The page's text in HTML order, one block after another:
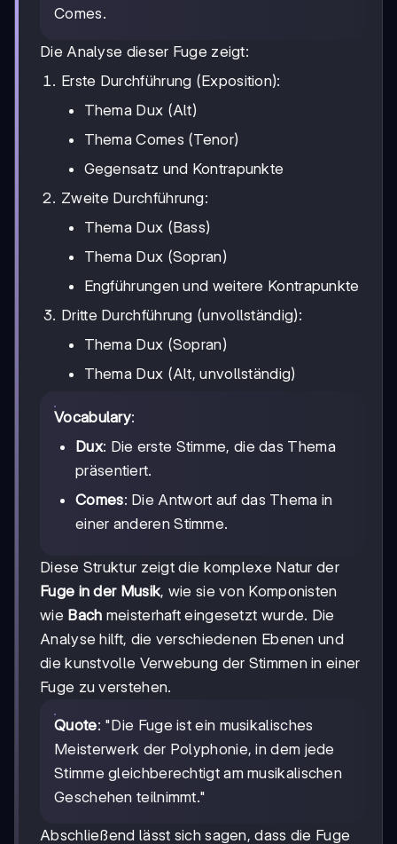
Comes.
Die Analyse dieser Fuge zeigt:
Erste Durchführung (Exposition):
Thema Dux (Alt)
Thema Comes (Tenor)
Gegensatz und Kontrapunkte
Zweite Durchführung:
Thema Dux (Bass)
Thema Dux (Sopran)
Engführungen und weitere Kontrapunkte
Dritte Durchführung (unvollständig):
Thema Dux (Sopran)
Thema Dux (Alt, unvollständig)
Vocabulary:
Dux: Die erste Stimme, die das Thema
präsentiert.
Comes: Die Antwort auf das Thema in
einer anderen Stimme.
Diese Struktur zeigt die komplexe Natur der
Fuge in der Musik, wie sie von Komponisten
wie Bach meisterhaft eingesetzt wurde. Die
Analyse hilft, die verschiedenen Ebenen und
die kunstvolle Verwebung der Stimmen in einer
Fuge zu verstehen.
Quote: "Die Fuge ist ein musikalisches
Meisterwerk der Polyphonie, in dem jede
Stimme gleichberechtigt am musikalischen
Geschehen teilnimmt."
Abschließend lässt sich sagen, dass die Fuge